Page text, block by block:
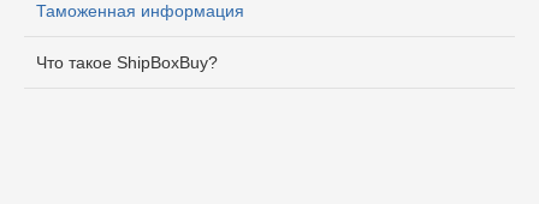
Таможенная информация
Что такое ShipBoxBuy?